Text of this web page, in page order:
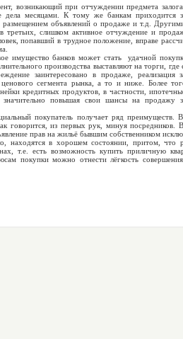
возникающий при отчуждении предмета
дела месяцами. К тому же банкам приходится
объявлений о продаже и т.д.
слишком активное отчуждение и
попавший в трудное положение, вправе
имущество банков может стать удачной
производства выставляют на торги, где
заинтересовано в продаже, реализация
ценового сегмента рынка, а то и ниже. Более
кредитных продуктов, в частности,
повышая свои шансы на продажу
покупатель получает ряд преимуществ.
говорится, из первых рук, минуя посредников.
прав на жильё бывшим собственником
находятся в хорошем состоянии, притом, что
т.е. есть возможность купить приличную
покупки можно отнести лёгкость